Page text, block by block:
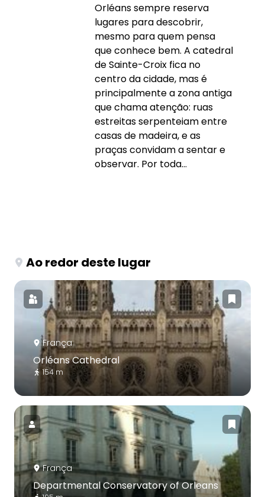
Orléans sempre reserva
lugares para descobrir,
mesmo para quem pensa
que conhece bem. A catedral
de Sainte-Croix fica no
centro da cidade, mas é
principalmente a zona antiga
que chama atenção: ruas
estreitas serpenteiam entre
casas de madeira, e as
praças convidam a sentar e
observar. Por toda...
Ao redor deste lugar
França
Orléans Cathedral
154 m
França
Departmental Conservatory of Orleans